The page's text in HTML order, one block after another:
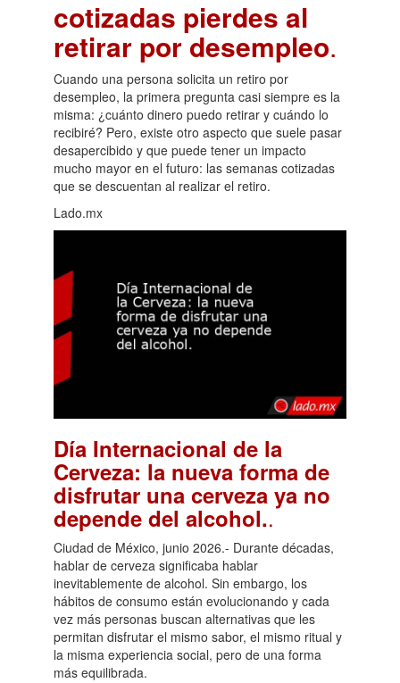
cotizadas pierdes al
retirar por desempleo.
Cuando una persona solicita un retiro por
desempleo, la primera pregunta casi siempre es la
misma: ¿cuánto dinero puedo retirar y cuándo lo
recibiré? Pero, existe otro aspecto que suele pasar
desapercibido y que puede tener un impacto
mucho mayor en el futuro: las semanas cotizadas
que se descuentan al realizar el retiro.
Lado.mx
Día Internacional de la
Cerveza: la nueva forma de
disfrutar una cerveza ya no
depende del alcohol..
Ciudad de México, junio 2026.- Durante décadas,
hablar de cerveza significaba hablar
inevitablemente de alcohol. Sin embargo, los
hábitos de consumo están evolucionando y cada
vez más personas buscan alternativas que les
permitan disfrutar el mismo sabor, el mismo ritual y
la misma experiencia social, pero de una forma
más equilibrada.